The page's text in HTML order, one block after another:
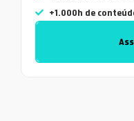
+1.000h de